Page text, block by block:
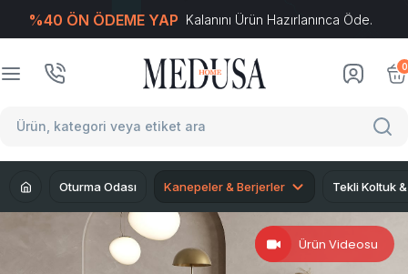
%40 ÖN ÖDEME YAP Kalanını Ürün Hazırlanınca Öde.
0
Oturma Odası Kanepeler & Berjerler Tekli Koltuk
Ürün Videosu
T-Soft E-Ticaret Sistemleriyle Hazırlanmıştır.